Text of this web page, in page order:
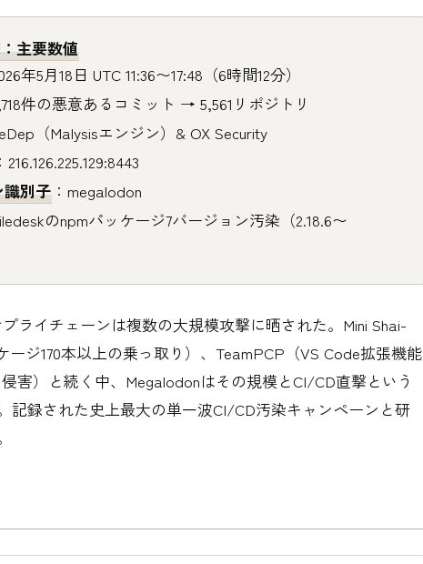
主要数値
年5月18日 UTC 11:36〜17:48（6時間12分）
件の悪意あるコミット → 5,561リポジトリ
（Malysisエンジン）& OX Security
：216.126.225.129:8443
別子 ：megalodon
のnpmパッケージ7バージョン汚染（2.18.6〜
ライチェーンは複数の大規模攻撃に晒された。Mini Shai-
ージ170本以上の乗っ取り）、TeamPCP（VS Code拡張機能
害）と続く中、Megalodonはその規模とCI/CD直撃という
記録された史上最大の単一波CI/CD汚染キャンペーンと研